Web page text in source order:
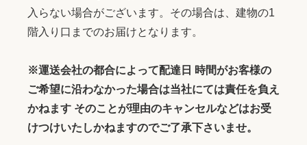
入らない場合がございます。その場合は、建物の1
階入り口までのお届けとなります。
※運送会社の都合によって配達日 時間がお客様の
ご希望に沿わなかった場合は当社にては責任を負え
かねます そのことが理由のキャンセルなどはお受
けつけいたしかねますのでご了承下さいませ。